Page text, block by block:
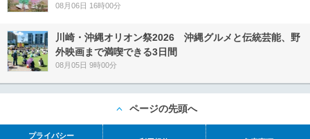
08月06日 16時00分
川崎・沖縄オリオン祭2026 沖縄グルメと伝統芸能、野
外映画まで満喫できる3日間
08月05日 9時00分
ページの先頭へ
プライバシー